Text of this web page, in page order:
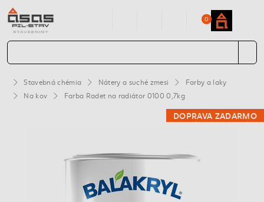
0
Stavebná chémia Nátery a suché zmesi
Farby a laky
Na kov
Farba Radet na radiátor 0100 0,7kg
DOPRAVA ZADARMO